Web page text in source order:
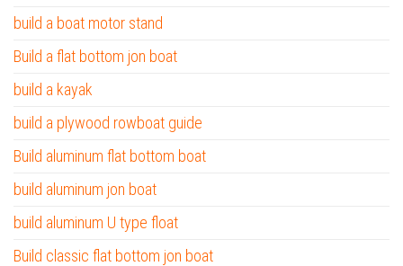
build a boat motor stand
Build a flat bottom jon boat
build a kayak
build a plywood rowboat guide
Build aluminum flat bottom boat
build aluminum jon boat
build aluminum U type float
Build classic flat bottom jon boat